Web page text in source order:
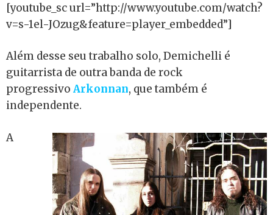
[youtube_sc url=”http://www.youtube.com/watch?
v=s-1el-JOzug&feature=player_embedded”]
Além desse seu trabalho solo, Demichelli é
guitarrista de outra banda de rock
progressivo Arkonnan, que também é
independente.
A